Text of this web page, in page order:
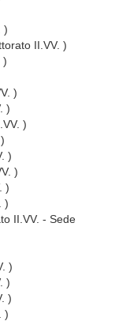
)
II.VV. )
)
)
)
)
)
)
)
)
II.VV. - Sede
)
)
)
)